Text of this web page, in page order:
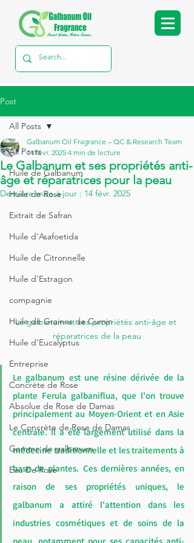
Post
All Posts
Huile de Galbanum
Huile de Rose
Extrait de Safran
Huile d'Asafoetida
Huile de Citronnelle
Huile d'Estragon
compagnie
Huile de Graines de Cumin
Huile d’Eucalyptus
Entreprise
Concrète de Rose
Absolue de Rose de Damas
Le Concrète de Rose de Damas
Gomme de galbanum
Eau De Rose
All Posts
Le Galbanum et ses propriétés anti-
âge et réparatrices pour la peau
Galbanum Oil Fragrance – QC & Research Team
11 févr. 2025 4 min de lecture
Dernière mise à jour : 14 févr. 2025
Le galbanum et ses propriétés anti-âge et
réparatrices de la peau
Le galbanum est une résine dérivée de la
plante Ferula galbaniflua, que l'on trouve
principalement au Moyen-Orient et en Asie
centrale. Il a été largement utilisé dans la
médecine traditionnelle et les traitements à
base de plantes. Ces dernières années, en
raison de ses propriétés uniques, le
galbanum a attiré l'attention dans les
industries cosmétiques et de soins de la